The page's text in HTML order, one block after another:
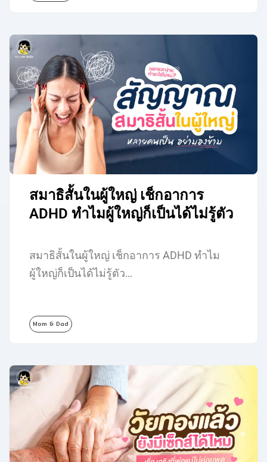
สมาธิสั้นในผู้ใหญ่ เช็กอาการ
ADHD ทำไมผู้ใหญ่ก็เป็นได้ไม่รู้ตัว
สมาธิสั้นในผู้ใหญ่ เช็กอาการ ADHD ทำไม
ผู้ใหญ่ก็เป็นได้ไม่รู้ตัว…
Mom & Dad